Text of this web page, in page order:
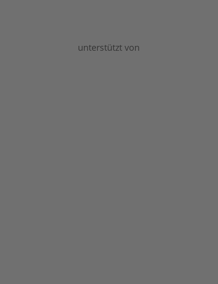
unterstützt von